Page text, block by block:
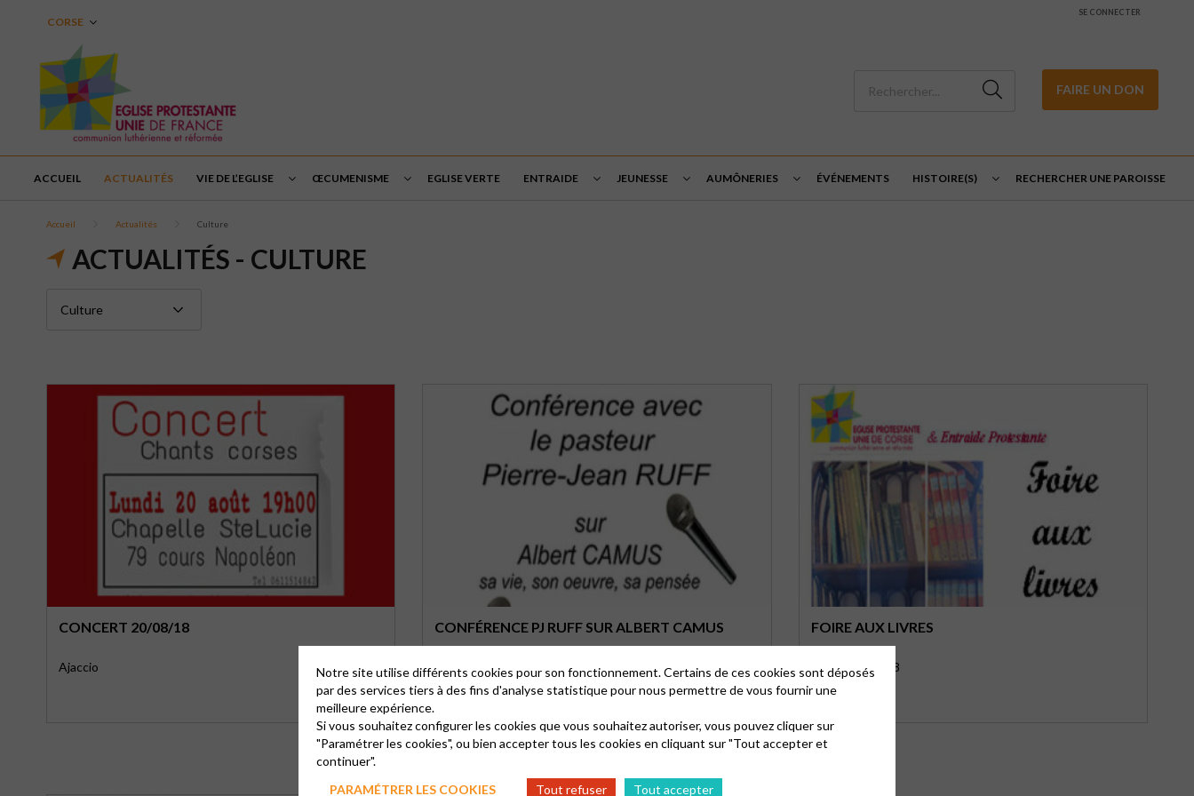
CORSE
SE CONNECTER
FAIRE UN DON
ACCUEIL ACTUALITÉS VIE DE L’EGLISE ŒCUMENISME EGLISE VERTE ENTRAIDE JEUNESSE AUMÔNERIES ÉVÉNEMENTS HISTOIRE(S) RECHERCHER UNE PAROISSE
Accueil Actualités Culture
ACTUALITÉS - CULTURE
CONCERT 20/08/18
Ajaccio
CONFÉRENCE PJ RUFF SUR ALBERT CAMUS
27 juin 2018
FOIRE AUX LIVRES
Printemps 2018
Notre site utilise différents cookies pour son fonctionnement. Certains de ces cookies sont déposés
par des services tiers à des fins d'analyse statistique pour nous permettre de vous fournir une
meilleure expérience.
Si vous souhaitez configurer les cookies que vous souhaitez autoriser, vous pouvez cliquer sur
"Paramétrer les cookies", ou bien accepter tous les cookies en cliquant sur "Tout accepter et
continuer".
PARAMÉTRER LES COOKIES
Tout refuser
Tout accepter